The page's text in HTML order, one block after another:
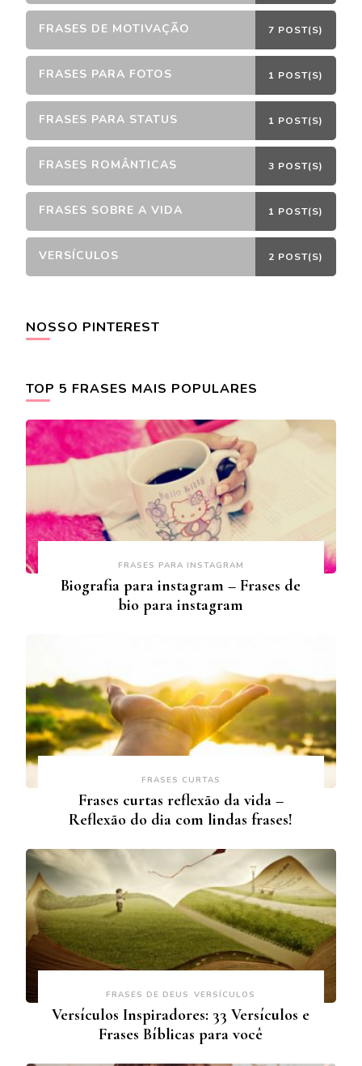
FRASES DE MOTIVAÇÃO 7 POST(S)
FRASES PARA FOTOS 1 POST(S)
FRASES PARA STATUS 1 POST(S)
FRASES ROMÂNTICAS 3 POST(S)
FRASES SOBRE A VIDA 1 POST(S)
VERSÍCULOS 2 POST(S)
NOSSO PINTEREST
TOP 5 FRASES MAIS POPULARES
FRASES PARA INSTAGRAM
Biografia para instagram – Frases de
bio para instagram
FRASES CURTAS
Frases curtas reflexão da vida –
Reflexão do dia com lindas frases!
FRASES DE DEUS VERSÍCULOS
Versículos Inspiradores: 33 Versículos e
Frases Bíblicas para você